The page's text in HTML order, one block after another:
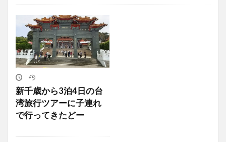
未分類
新千歳から3泊4日の台
湾旅行ツアーに子連れ
で行ってきたどー